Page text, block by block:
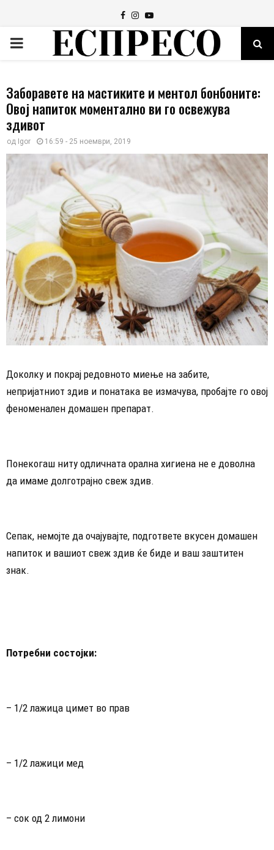
Facebook
Instagram
Youtube
PRIMARY
Заборавете на мастиките и ментол бонбоните:
Овој напиток моментално ви го освежува
здивот
од Igor 16:59 - 25 ноември, 2019
Доколку и покрај редовното миење на забите,
непријатниот здив и понатака ве измачува, пробајте го овој
феноменален домашен препарат.
Понекогаш ниту одличната орална хигиена не е доволна
да имаме долготрајно свеж здив.
Сепак, немојте да очајувајте, подгответе вкусен домашен
напиток и вашиот свеж здив ќе биде и ваш заштитен
знак.
Потребни состојки:
– 1/2 лажица цимет во прав
– 1/2 лажици мед
– сок од 2 лимони